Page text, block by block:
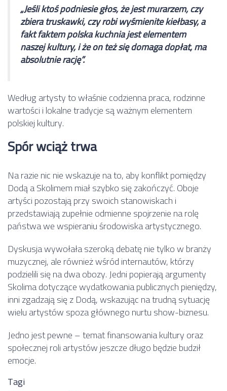
„Jeśli ktoś podniesie głos, że jest murarzem, czy
zbiera truskawki, czy robi wyśmienite kiełbasy, a
fakt faktem polska kuchnia jest elementem
naszej kultury, i że on też się domaga dopłat, ma
absolutnie rację”.
Według artysty to właśnie codzienna praca, rodzinne
wartości i lokalne tradycje są ważnym elementem
polskiej kultury.
Spór wciąż trwa
Na razie nic nie wskazuje na to, aby konflikt pomiędzy
Dodą a Skolimem miał szybko się zakończyć. Oboje
artyści pozostają przy swoich stanowiskach i
przedstawiają zupełnie odmienne spojrzenie na rolę
państwa we wspieraniu środowiska artystycznego.
Dyskusja wywołała szeroką debatę nie tylko w branży
muzycznej, ale również wśród internautów, którzy
podzielili się na dwa obozy. Jedni popierają argumenty
Skolima dotyczące wydatkowania publicznych pieniędzy,
inni zgadzają się z Dodą, wskazując na trudną sytuację
wielu artystów spoza głównego nurtu show-biznesu.
Jedno jest pewne – temat finansowania kultury oraz
społecznej roli artystów jeszcze długo będzie budził
emocje.
Tagi